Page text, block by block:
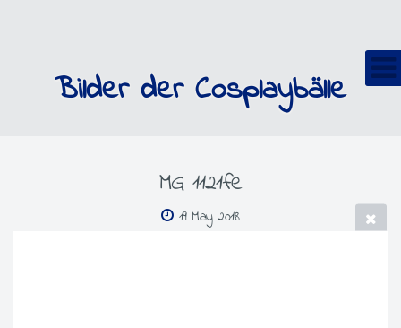
Bilder der Cosplaybälle
MG 1121fe
19 May 2018